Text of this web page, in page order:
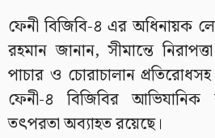
ফেনী বিজিবি-৪ এর অধিনায়ক
রহমান জানান, সীমান্তে
পাচার ও চোরাচালান
ফেনী-৪ বিজিবির আভিযানিক
তৎপরতা অব্যাহত রয়েছে।